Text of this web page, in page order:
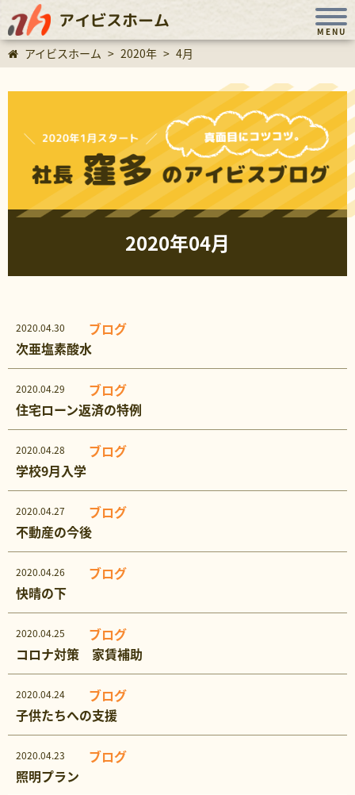
アイビスホーム
MENU
アイビスホーム > 2020年 > 4月
2020年04月
2020.04.30
ブログ
次亜塩素酸水
2020.04.29
ブログ
住宅ローン返済の特例
2020.04.28
ブログ
学校9月入学
2020.04.27
ブログ
不動産の今後
2020.04.26
ブログ
快晴の下
2020.04.25
ブログ
コロナ対策 家賃補助
2020.04.24
ブログ
子供たちへの支援
2020.04.23
ブログ
照明プラン